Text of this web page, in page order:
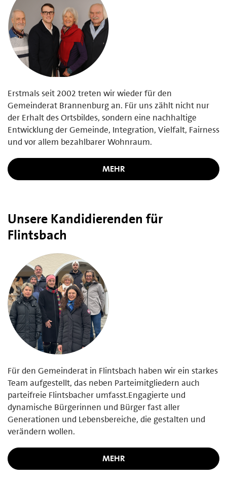
Erstmals seit 2002 treten wir wieder für den
Gemeinderat Brannenburg an. Für uns zählt nicht nur
der Erhalt des Ortsbildes, sondern eine nachhaltige
Entwicklung der Gemeinde, Integration, Vielfalt, Fairness
und vor allem bezahlbarer Wohnraum.
MEHR
Unsere Kandidierenden für
Flintsbach
Für den Gemeinderat in Flintsbach haben wir ein starkes
Team aufgestellt, das neben Parteimitgliedern auch
parteifreie Flintsbacher umfasst.Engagierte und
dynamische Bürgerinnen und Bürger fast aller
Generationen und Lebensbereiche, die gestalten und
verändern wollen.
MEHR